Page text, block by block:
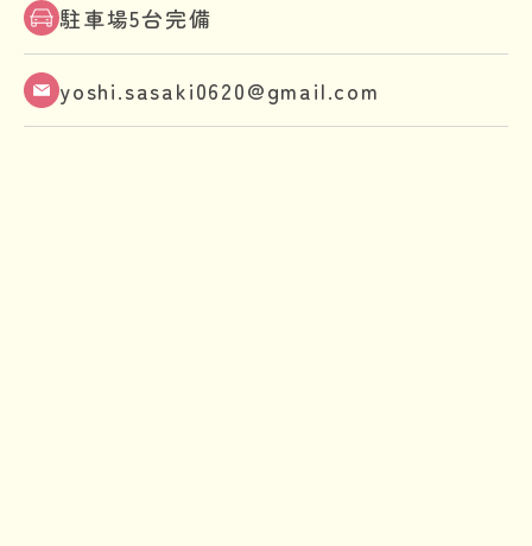
駐車場5台完備
yoshi.sasaki0620@gmail.com